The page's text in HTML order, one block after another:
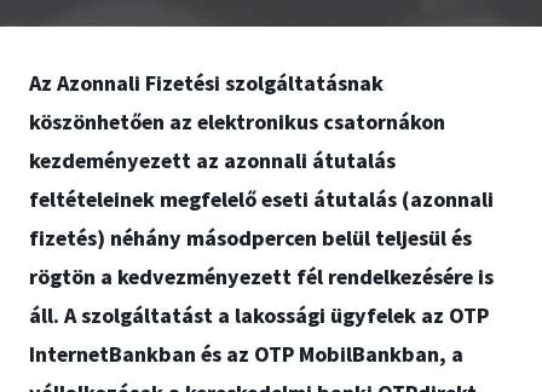
Az Azonnali Fizetési szolgáltatásnak
köszönhetően az elektronikus csatornákon
kezdeményezett az azonnali átutalás
feltételeinek megfelelő eseti átutalás (azonnali
fizetés) néhány másodpercen belül teljesül és
rögtön a kedvezményezett fél rendelkezésére is
áll. A szolgáltatást a lakossági ügyfelek az OTP
InternetBankban és az OTP MobilBankban, a